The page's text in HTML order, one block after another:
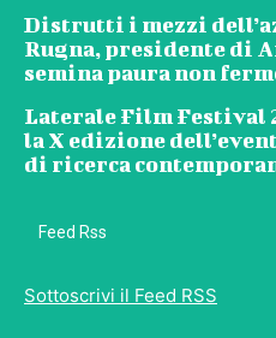
Distrutti i mezzi
Rugna, presidente di
semina paura non
Laterale Film Festival
la X edizione
di ricerca
Feed Rss
Sottoscrivi il Feed RSS